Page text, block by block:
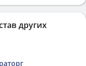
других